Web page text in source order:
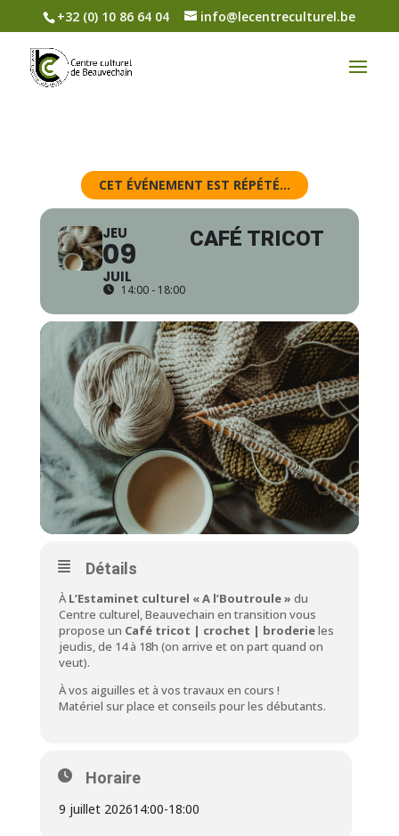
+32 (0) 10 86 64 04 info@lecentreculturel.be
CET ÉVÉNEMENT EST RÉPÉTÉ...
JEU
09
JUIL
14:00 - 18:00
CAFÉ TRICOT
Détails
ÀL’Estaminet culturel « A l’Boutroule » du
Centre culturel, Beauvechain en transition vous
propose un Café tricot | crochet | broderieles
jeudis, de 14 à 18h (on arrive et on part quand on
veut).
À vos aiguilles et à vos travaux en cours !
Matériel sur place et conseils pour les débutants.
Horaire
9 juillet 202614:00-18:00